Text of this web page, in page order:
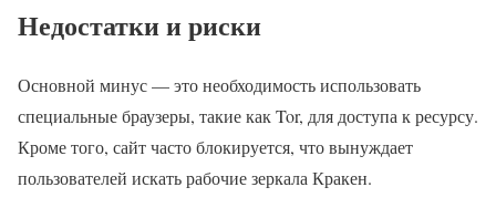
Недостатки и риски
Основной минус — это необходимость использовать
специальные браузеры, такие как Tor, для доступа к ресурсу.
Кроме того, сайт часто блокируется, что вынуждает
пользователей искать рабочие зеркала Кракен.